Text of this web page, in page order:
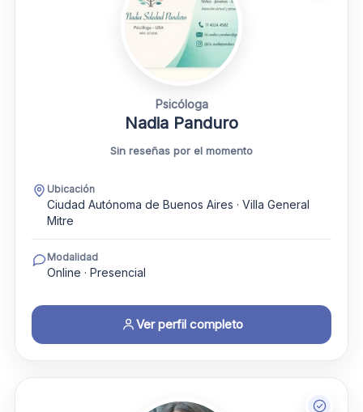
Psicóloga
Nadia Panduro
Sin reseñas por el momento
Ubicación
Ciudad Autónoma de Buenos Aires · Villa General
Mitre
Modalidad
Online · Presencial
Ver perfil completo